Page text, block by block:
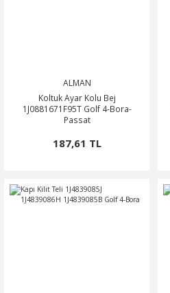
ALMAN
Koltuk Ayar Kolu Bej
1J0881671F95T Golf 4-Bora-
Passat
187,61 TL